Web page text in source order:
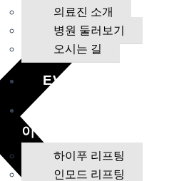
의료진 소개
병원 둘러보기
오시는 길
EVENT
이징
하이푸 리프팅
인모드 리프팅